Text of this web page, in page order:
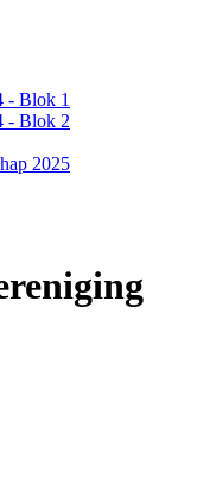
- Blok 1
- Blok 2
2025